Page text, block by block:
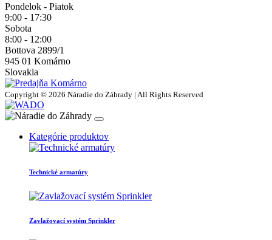
Pondelok - Piatok
9:00 - 17:30
Sobota
8:00 - 12:00
Bottova 2899/1
945 01 Komárno
Slovakia
Copyright © 2026 Náradie do Záhrady | All Rights Reserved
Kategórie produktov
Technické armatúry
Zavlažovací systém Sprinkler